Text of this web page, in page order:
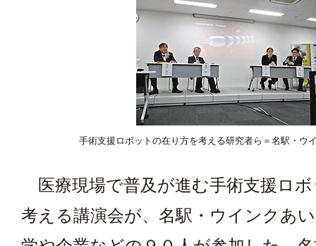
手術支援ロボットの在り方を考える研究者ら＝名駅・ウ
医療現場で普及が進む手術支援ロ
考える講演会が、名駅・ウインクあ